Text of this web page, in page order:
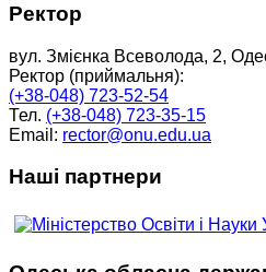
Ректор
вул. Змієнка Всеволода, 2,
Ректор (приймальня):
(+38-048) 723-52-54
Тел. (+38-048) 723-35-15
Email: rector@onu.edu.ua
Наші партнери